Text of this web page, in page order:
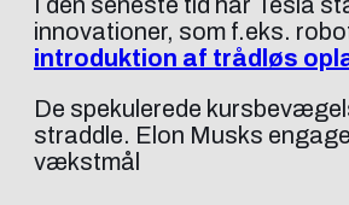
innovationer, som f.eks.
introduktion af trådløs
De spekulerede
straddle. Elon Musks
vækstmål